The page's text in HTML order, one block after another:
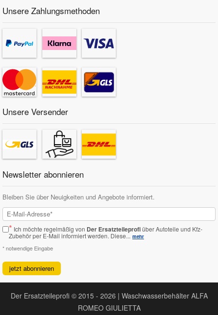
Unsere Zahlungsmethoden
Unsere Versender
Newsletter abonnieren
Bleiben Sie über Neuigkeiten und Angebote informiert.
* Ich möchte regelmäßig von Der Ersatzteileprofiüber Autoteile und Kfz-
Zubehör per E-Mail informiert werden. Diese... mehr
* notwendige Eingabe
jetzt abonnieren
Der Ersatzteileprofi © 2015 - 2026 | Waschwasserbehälter ALFA
ROMEO GIULIETTA